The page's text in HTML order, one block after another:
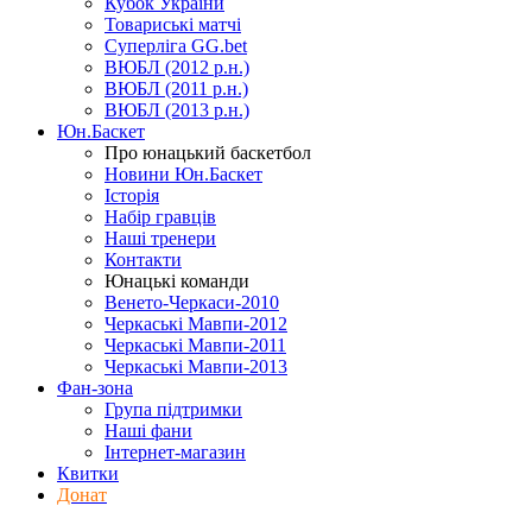
Товариські матчі
Суперліга GG.bet
ВЮБЛ (2012 р.н.)
ВЮБЛ (2011 р.н.)
ВЮБЛ (2013 р.н.)
Юн.Баскет
Про юнацький баскетбол
Новини Юн.Баскет
Історія
Набір гравців
Наші тренери
Контакти
Юнацькі команди
Венето-Черкаси-2010
Черкаські Мавпи-2012
Черкаські Мавпи-2011
Черкаські Мавпи-2013
Фан-зона
Група підтримки
Наші фани
Інтернет-магазин
Квитки
Донат